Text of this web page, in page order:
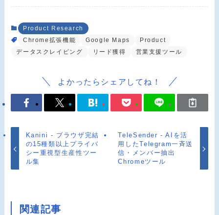
Product Research
Chrome拡張機能
Google Maps
Product
データスクレイピング
リード獲得 営業支援ツール
よかったらシェアしてね！
Kanini - ブラウザ完結
の15種類以上プライバ
シー重視型生産性ツー
ル集
TeleSender - AIを活
用したTelegram一斉送
信・メンバー抽出
Chromeツール
関連記事